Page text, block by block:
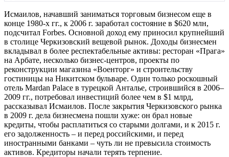
Исмаилов, начавший заниматься торговым бизнесом еще в
конце 1980-х гг., к 2006 г. заработал состояние в $620 млн,
подсчитал Forbes. Основной доход ему приносил крупнейший
в столице Черкизовский вещевой рынок. Доходы бизнесмен
вкладывал в более респектабельные активы: ресторан «Прага»
на Арбате, несколько бизнес-центров, проекты по
реконструкции магазина «Военторг» и строительству
гостиницы на Никитском бульваре. Один только роскошный
отель Mardan Palace в турецкой Анталье, строившийся в 2006–
2009 гг., потребовал инвестиций более чем в $1 млрд,
рассказывал Исмаилов. После закрытия Черкизовского рынка
в 2009 г. дела бизнесмена пошли хуже: он брал новые
кредиты, чтобы расплатиться со старыми долгами, и к 2015 г.
его задолженность – и перед российскими, и перед
иностранными банками – чуть ли не превысила стоимость
активов. Кредиторы начали терять терпение.